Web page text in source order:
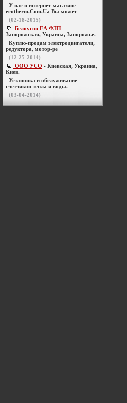
У нас в интернет-магазине
ecotherm.Com.Ua Вы может
(02-18-2015)
Белоусов ЕА ФЛП -
Запорожская, Украина, Запорожье.
Куплю-продам электродвигатели,
редуктора, мотор-ре
(12-25-2014)
ООО УСО - Киевская, Украина,
Киев.
Установка и обслуживание
счетчиков тепла и воды.
(03-04-2014)